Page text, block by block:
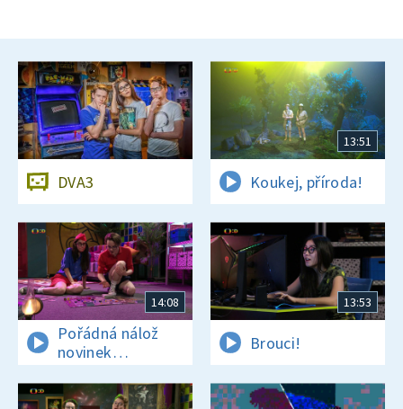
DVA3
13:51
Koukej, příroda!
14:08
Pořádná nálož
novinek
a zajímavostí
13:53
Brouci!